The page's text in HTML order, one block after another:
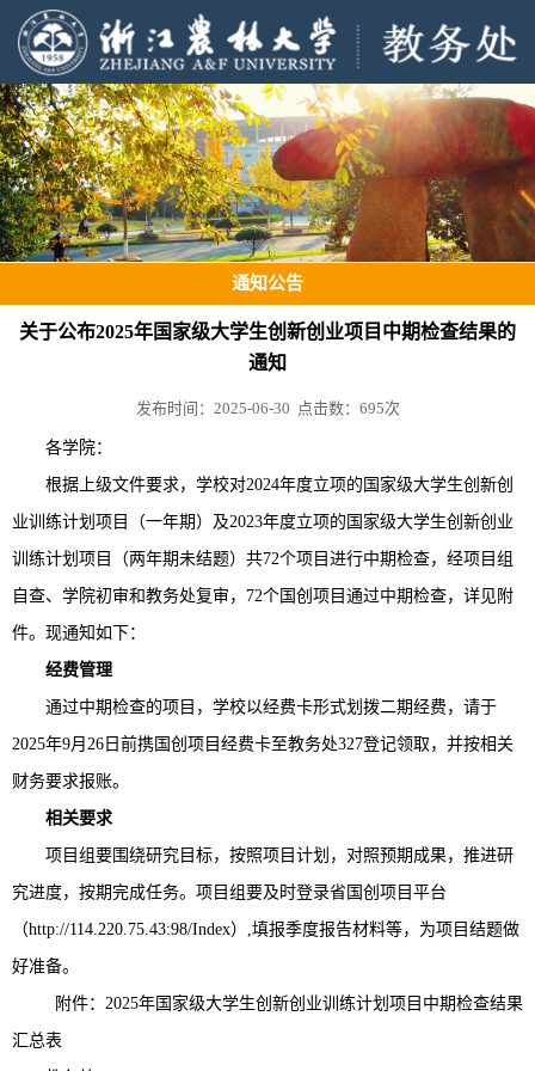
通知公告
关于公布2025年国家级大学生创新创业项目中期检查结果的
通知
发布时间：2025-06-30 点击数： 695次
各学院：
根据 上级文件要求，学校对2024年度立项的国家级大学生创新创
业训练计划 项目 （一年期）及2023年度立项的 国家级大学生创新创业
训练计划 项目 （两年期未结题） 共72个项目 进行中期检查，经项目 组
自查、学院初审和教务处复审 ， 72个 国创 项目通过中期检查，详见附
件。 现通知如下：
经费管理
通过中期检查的项目，学校以经费卡形式划拨二期经费 ，请于
2025年9月26日前携国创项目经费卡至教务处327登记领取，并按相关
财务要求报账。
相关要求
项目组要 围绕研究目标， 按照项目计划， 对照预期成果，推进研
究进度， 按期完成任务。 项目组要及时登录省国创项目平台
（http://114.220.75.43:98/Index）,填报季度报告材料等，为项目结题做
好准备。
附件： 2025年 国家级大学生创新创业训练计划项目中期检查结果
汇总表